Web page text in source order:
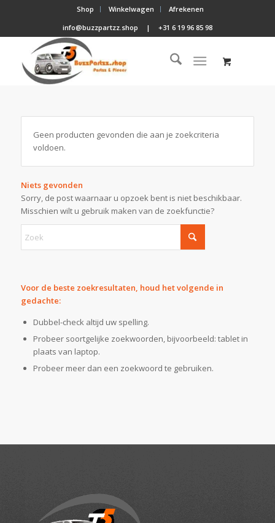
Shop Winkelwagen
Afrekenen
info@buzzpartzz.shop
| +31 6 19 96 85 98
Geen producten gevonden die aan je zoekcriteria
voldoen.
Niets gevonden
Sorry, de post waarnaar u opzoek bent is niet beschikbaar.
Misschien wilt u gebruik maken van de zoekfunctie?
Voor de beste zoekresultaten, houd het volgende in
gedachte:
Dubbel-check altijd uw spelling.
Probeer soortgelijke zoekwoorden, bijvoorbeeld: tablet in
plaats van laptop.
Probeer meer dan een zoekwoord te gebruiken.